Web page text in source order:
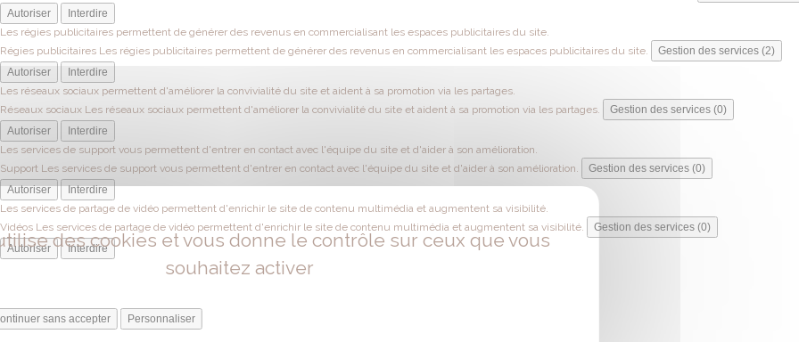
Autoriser
Interdire
Les régies publicitaires permettent de générer des revenus en commercialisant les espaces publicitaires du site.
Régies publicitaires Les régies publicitaires permettent de générer des revenus en commercialisant les espaces publicitaires du site.
Gestion des services (2)
Autoriser
Interdire
Les réseaux sociaux permettent d'améliorer la convivialité du site et aident à sa promotion via les partages.
Réseaux sociaux Les réseaux sociaux permettent d'améliorer la convivialité du site et aident à sa promotion via les partages.
Gestion des services (0)
Autoriser
Interdire
Les services de support vous permettent d'entrer en contact avec l'équipe du site et d'aider à son amélioration.
Support Les services de support vous permettent d'entrer en contact avec l'équipe du site et d'aider à son amélioration.
Gestion des services (0)
Autoriser
Interdire
Les services de partage de vidéo permettent d'enrichir le site de contenu multimédia et augmentent sa visibilité.
Vidéos Les services de partage de vidéo permettent d'enrichir le site de contenu multimédia et augmentent sa visibilité.
Gestion des services (0)
Autoriser
Interdire
des cookies et vous donne le contrôle sur ceux que vous
souhaitez activer
sans accepter Personnaliser